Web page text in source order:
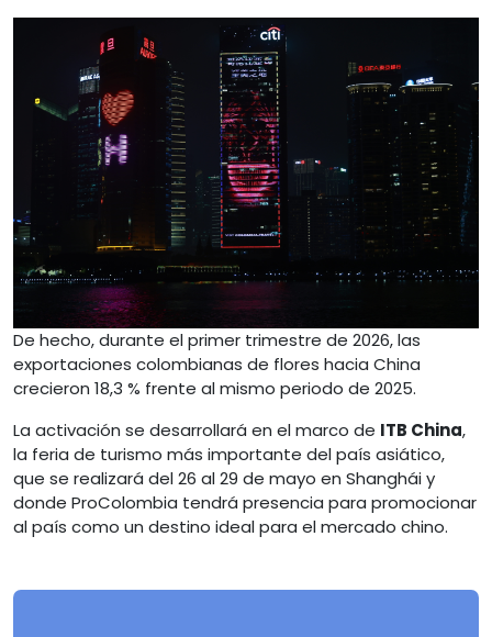
De hecho, durante el primer trimestre de 2026, las
exportaciones colombianas de flores hacia China
crecieron 18,3 % frente al mismo periodo de 2025.
La activación se desarrollará en el marco de ITB China,
la feria de turismo más importante del país asiático,
que se realizará del 26 al 29 de mayo en Shanghái y
donde ProColombia tendrá presencia para promocionar
al país como un destino ideal para el mercado chino.